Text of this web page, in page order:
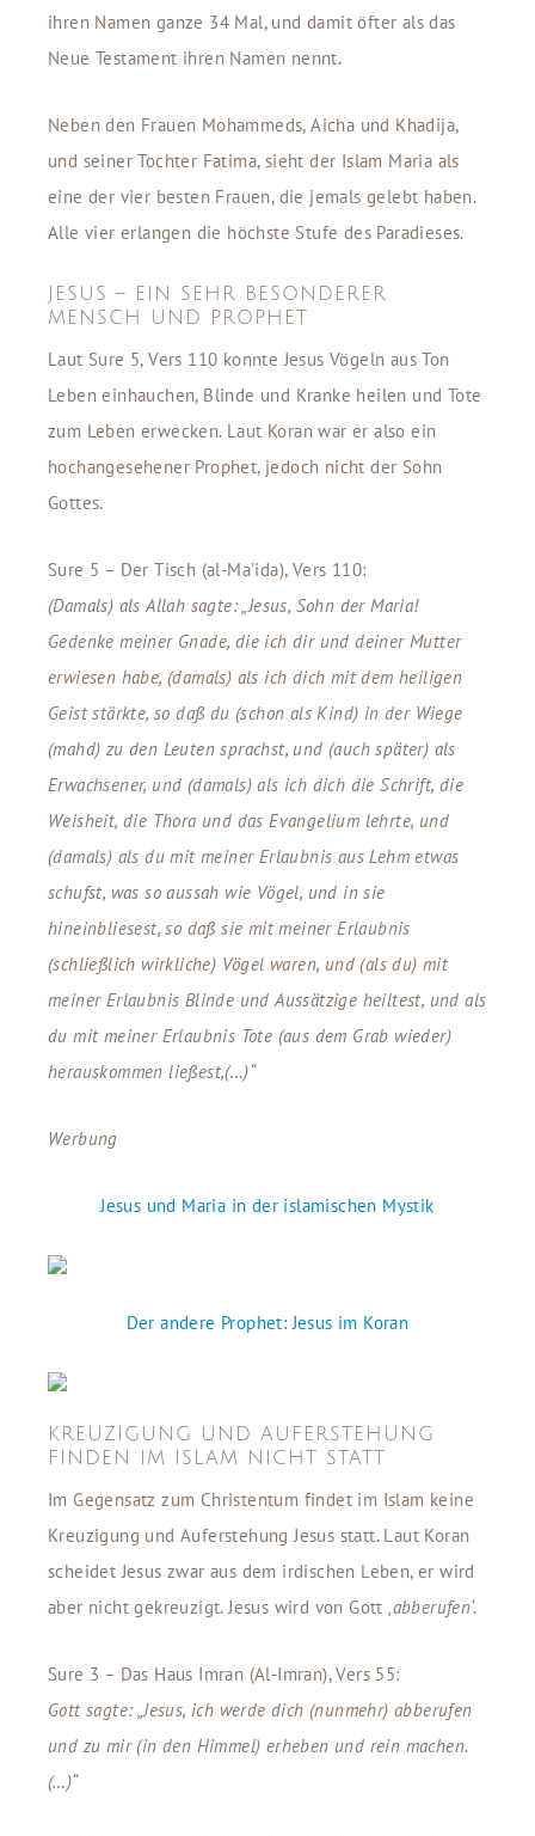
ihren Namen ganze 34 Mal, und damit öfter als das
Neue Testament ihren Namen nennt.
Neben den Frauen Mohammeds, Aicha und Khadija,
und seiner Tochter Fatima, sieht der Islam Maria als
eine der vier besten Frauen, die jemals gelebt haben.
Alle vier erlangen die höchste Stufe des Paradieses.
JESUS – EIN SEHR BESONDERER
MENSCH UND PROPHET
Laut Sure 5, Vers 110 konnte Jesus Vögeln aus Ton
Leben einhauchen, Blinde und Kranke heilen und Tote
zum Leben erwecken. Laut Koran war er also ein
hochangesehener Prophet, jedoch nicht der Sohn
Gottes.
Sure 5 – Der Tisch (al-Ma’ida), Vers 110:
(Damals) als Allah sagte: „Jesus, Sohn der Maria!
Gedenke meiner Gnade, die ich dir und deiner Mutter
erwiesen habe, (damals) als ich dich mit dem heiligen
Geist stärkte, so daß du (schon als Kind) in der Wiege
(mahd) zu den Leuten sprachst, und (auch später) als
Erwachsener, und (damals) als ich dich die Schrift, die
Weisheit, die Thora und das Evangelium lehrte, und
(damals) als du mit meiner Erlaubnis aus Lehm etwas
schufst, was so aussah wie Vögel, und in sie
hineinbliesest, so daß sie mit meiner Erlaubnis
(schließlich wirkliche) Vögel waren, und (als du) mit
meiner Erlaubnis Blinde und Aussätzige heiltest, und als
du mit meiner Erlaubnis Tote (aus dem Grab wieder)
herauskommen ließest,(…)“
Werbung
Jesus und Maria in der islamischen Mystik
Der andere Prophet: Jesus im Koran
KREUZIGUNG UND AUFERSTEHUNG
FINDEN IM ISLAM NICHT STATT
Im Gegensatz zum Christentum findet im Islam keine
Kreuzigung und Auferstehung Jesus statt. Laut Koran
scheidet Jesus zwar aus dem irdischen Leben, er wird
aber nicht gekreuzigt. Jesus wird von Gott‚abberufen‘.
Sure 3 – Das Haus Imran (Al-Imran), Vers 55:
Gott sagte: „Jesus, ich werde dich (nunmehr) abberufen
und zu mir (in den Himmel) erheben und rein machen.
(…)“